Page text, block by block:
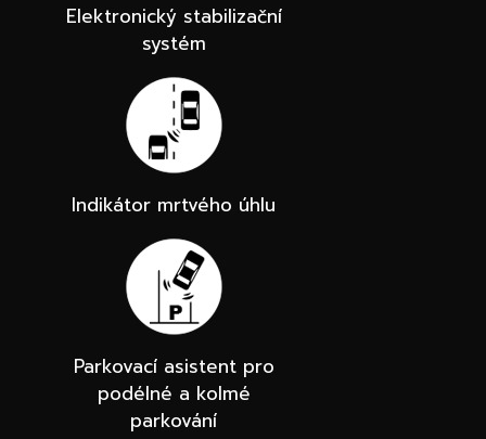
Elektronický stabilizační
systém
Indikátor mrtvého úhlu
Parkovací asistent pro
podélné a kolmé
parkování